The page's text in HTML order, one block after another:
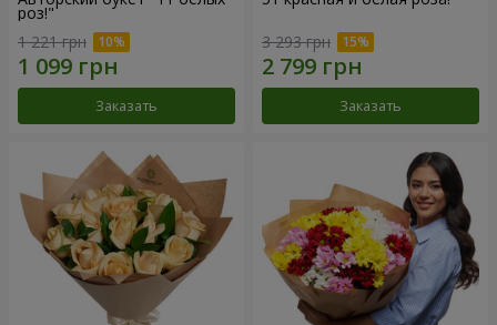
роз!"
1 221 грн
Заказать
3 293 грн
Заказать